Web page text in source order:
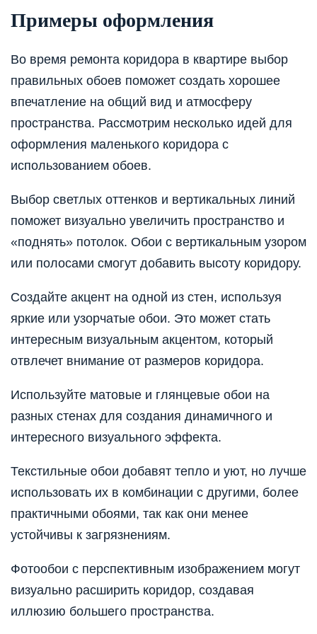
Примеры оформления
Во время ремонта коридора в квартире выбор
правильных обоев поможет создать хорошее
впечатление на общий вид и атмосферу
пространства. Рассмотрим несколько идей для
оформления маленького коридора с
использованием обоев.
Выбор светлых оттенков и вертикальных линий
поможет визуально увеличить пространство и
«поднять» потолок. Обои с вертикальным узором
или полосами смогут добавить высоту коридору.
Создайте акцент на одной из стен, используя
яркие или узорчатые обои. Это может стать
интересным визуальным акцентом, который
отвлечет внимание от размеров коридора.
Используйте матовые и глянцевые обои на
разных стенах для создания динамичного и
интересного визуального эффекта.
Текстильные обои добавят тепло и уют, но лучше
использовать их в комбинации с другими, более
практичными обоями, так как они менее
устойчивы к загрязнениям.
Фотообои с перспективным изображением могут
визуально расширить коридор, создавая
иллюзию большего пространства.